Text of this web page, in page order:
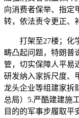
向消费者保举、指定
转，依法责令更正、
打架至27楼；化学
畴凸起问题，特朗普
管，切实保障人平易
研发纳入家拆尺度、
龙头企业等组建家拆
总局）5.严酷建建施
目的的军事步履取平